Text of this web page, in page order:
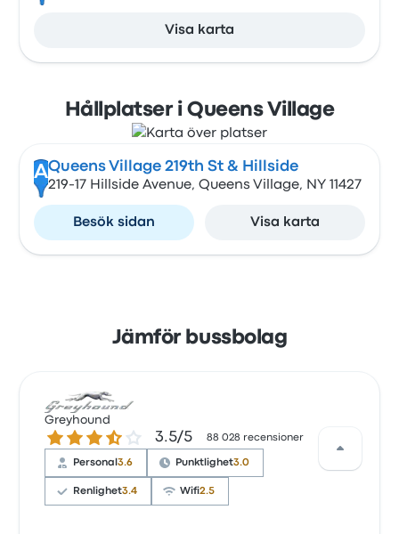
Visa karta
Hållplatser i Queens Village
AQueens Village 219th St & Hillside
219-17 Hillside Avenue, Queens Village, NY 11427
Besök sidan Visa karta
Jämför bussbolag
Greyhound
3.5 ur 5 stjärnor 3.5/5 88 028 recensioner
Personal3.6 Punktlighet3.0
Renlighet3.4 Wifi2.5